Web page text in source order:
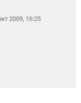
2009, 16:25